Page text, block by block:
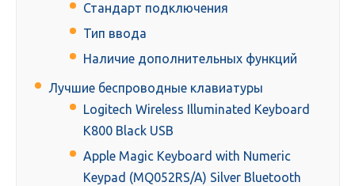
Стандарт подключения
Тип ввода
Наличие дополнительных функций
Лучшие беспроводные клавиатуры
Logitech Wireless Illuminated Keyboard
K800 Black USB
Apple Magic Keyboard with Numeric
Keypad (MQ052RS/A) Silver Bluetooth